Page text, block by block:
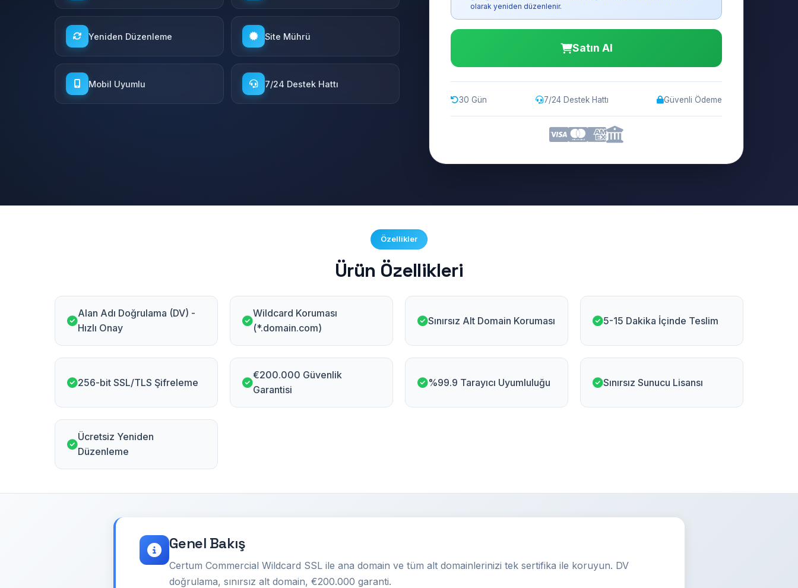
Yeniden Düzenleme Site Mührü
Mobil Uyumlu 7/24 Destek Hattı
olarak yeniden düzenlenir.
Satın Al
30 Gün 7/24 Destek Hattı Güvenli Ödeme
Özellikler
Ürün Özellikleri
Alan Adı Doğrulama (DV) -
Hızlı Onay
Wildcard Koruması
(*.domain.com)
Sınırsız Alt Domain Koruması 5-15 Dakika İçinde Teslim
256-bit SSL/TLS Şifreleme
€200.000 Güvenlik
Garantisi
%99.9 Tarayıcı Uyumluluğu Sınırsız Sunucu Lisansı
Ücretsiz Yeniden
Düzenleme
Genel Bakış
Certum Commercial Wildcard SSL ile ana domain ve tüm alt domainlerinizi tek sertifika ile koruyun. DV
doğrulama, sınırsız alt domain, €200.000 garanti.